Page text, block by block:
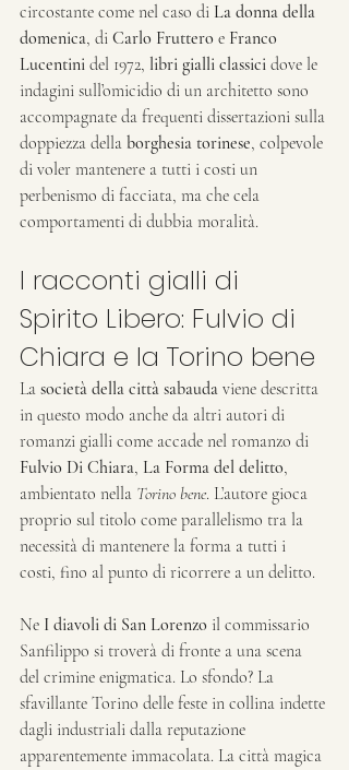
circostante come nel caso di La donna della
domenica, di Carlo Fruttero e Franco
Lucentini del 1972, libri gialli classici dove le
indagini sull’omicidio di un architetto sono
accompagnate da frequenti dissertazioni sulla
doppiezza della borghesia torinese, colpevole
di voler mantenere a tutti i costi un
perbenismo di facciata, ma che cela
comportamenti di dubbia moralità.
I racconti gialli di
Spirito Libero: Fulvio di
Chiara e la Torino bene
La società della città sabauda viene descritta
in questo modo anche da altri autori di
romanzi gialli come accade nel romanzo di
Fulvio Di Chiara, La Forma del delitto,
ambientato nella Torino bene. L’autore gioca
proprio sul titolo come parallelismo tra la
necessità di mantenere la forma a tutti i
costi, fino al punto di ricorrere a un delitto.
Ne I diavoli di San Lorenzo il commissario
Sanfilippo si troverà di fronte a una scena
del crimine enigmatica. Lo sfondo? La
sfavillante Torino delle feste in collina indette
dagli industriali dalla reputazione
apparentemente immacolata. La città magica